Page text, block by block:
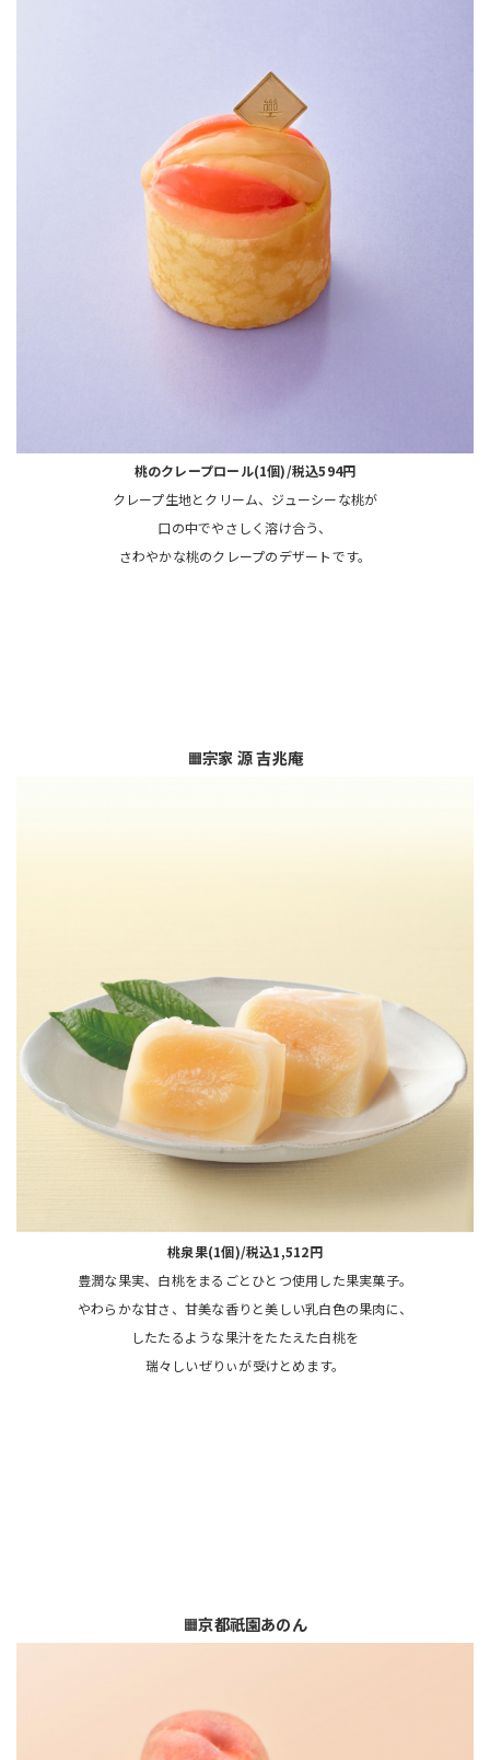
桃のクレープロール(1個)/税込594円
クレープ生地とクリーム、ジューシーな桃が
口の中でやさしく溶け合う、
さわやかな桃のクレープのデザートです。
🟧宗家 源 吉兆庵
桃泉果(1個)/税込1,512円
豊潤な果実、白桃をまるごとひとつ使用した果実菓子。
やわらかな甘さ、甘美な香りと美しい乳白色の果肉に、
したたるような果汁をたたえた白桃を
瑞々しいぜりぃが受けとめます。
🟧京都祇園あのん